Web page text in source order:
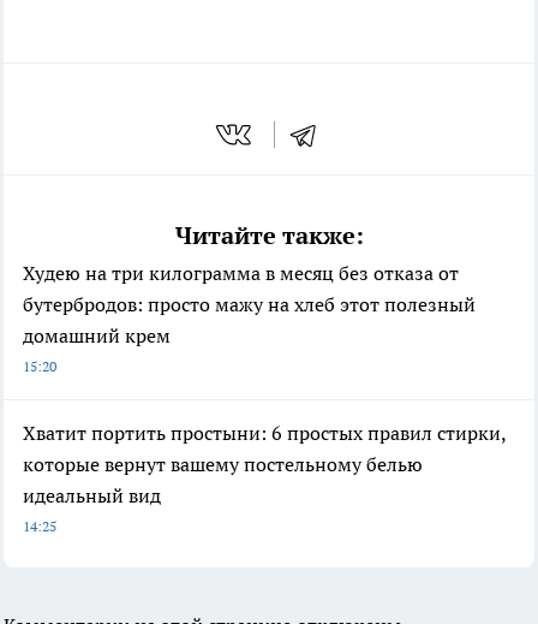
Читайте также:
Худею на три килограмма в месяц без отказа от
бутербродов: просто мажу на хлеб этот полезный
домашний крем
15:20
Хватит портить простыни: 6 простых правил стирки,
которые вернут вашему постельному белью
идеальный вид
14:25